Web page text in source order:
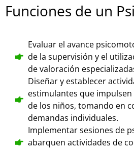
Funciones de un
Evaluar el avance
de la supervisión y el
de valoración
Diseñar y establecer
estimulantes que
de los niños, tomando en
demandas individuales.
Implementar sesiones de
abarquen actividades de